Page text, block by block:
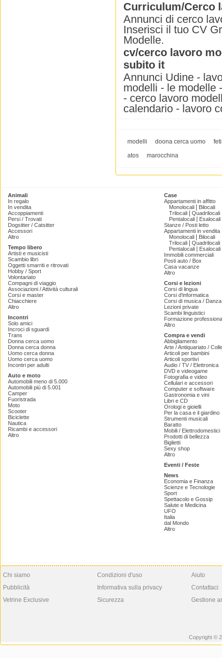
Curriculum/Cerco
Annunci di cerco
Inserisci il tuo CV
Modelle.
cv/cerco lavoro
subito it
Annunci Udine -
modelli - le modelle
- cerco lavoro
calendario - lavoro
modelli doona cerca uomo
atos
marocchina
Animali
In regalo
In vendita
Accoppiamenti
Persi / Trovati
Dogsitter / Catsitter
Accessori
Altro
Tempo libero
Artisti e musicisti
Scambio libri
Oggetti smarriti e ritrovati
Hobby / Sport
Volontariato
Compagni di viaggio
Associazioni / Attività culturali
Corsi e master
Chiacchiere
Altro
Incontri
Solo amici
Incroci di sguardi
Trans
Donna cerca uomo
Donna cerca donna
Uomo cerca donna
Uomo cerca uomo
Incontri per adulti
Auto e moto
Automobili meno di 5.000
Automobili più di 5.001
Camper
Fuoristrada
Moto
Scooter
Biciclette
Nautica
Ricambi e accessori
Altro
Case
Appartamenti in affitto
Monolocali
Bilocali
Trilocali
Quadrilocali
Pentalocali
Esalocali
Stanze / Posti letto
Appartamenti in vendita
Monolocali
Bilocali
Trilocali
Quadrilocali
Pentalocali
Esalocali
Immobili commerciali
Posti auto / Box
Casa vacanze
Altro
Corsi e lezioni
Corsi di lingua
Corsi d'informatica
Corsi di musica /
Lezioni private
Scambi linguistici
Formazione
Altro
Compra e vendi
Abbigliamento
Arte / Antiquariato /
Articoli per bambini
Articoli sportivi
Audio / TV / Elettronica
DVD e videogame
Fotografia e video
Cellulari e accessori
Computer e software
Gastronomia e vini
Libri e CD
Orologi e gioielli
Per la casa e il giardino
Strumenti musicali
Baratto
Mobili / Elettrodomestici
Prodotti di bellezza
Biglietti
Sexy shop
Altro
Eventi / Feste
News
Economia e Finanza
Scienze e Tecnologie
Sport
Spettacolo e Gossip
Salute e Medicina
UFO
Italia
dal Mondo
Altro
Chi siamo
Pubblicità
Vetrine Exclusive
Condizioni d'uso
Informativa sulla privacy
Sicurezza
Aiuto
Contattaci
Gestione
Copyright ©